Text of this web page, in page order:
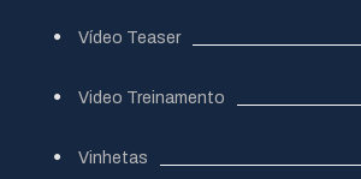
Vídeo Teaser
Video Treinamento
Vinhetas